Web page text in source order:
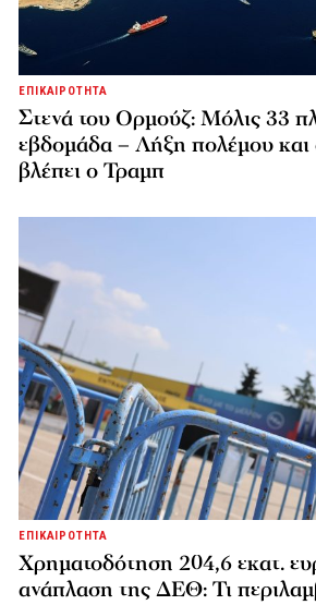
ΕΠΙΚΑΙΡΟΤΗΤΑ
Στενά του Ορμούζ: Μόλις 33
εβδομάδα – Λήξη πολέμου
βλέπει ο Τραμπ
ΕΠΙΚΑΙΡΟΤΗΤΑ
Χρηματοδότηση 204,6 εκατ.
ανάπλαση της ΔΕΘ: Τι